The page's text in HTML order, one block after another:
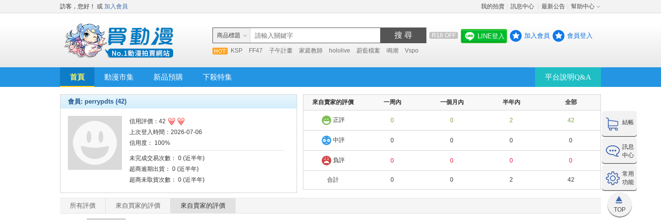
訪客，您好！ 或 加入會員 我的拍賣 訊息中心 最新公告 幫助中心
商品標題 搜 尋 R18 OFF
KSP FF47 子午計畫 家庭教師 hololive 蔚藍檔案 鳴潮 Vspo
LINE登入 加入會員 會員登入
首頁 動漫市集 新品預購 下殺特集 平台說明Q&A
結帳
訊息
中心
常用
功能
TOP
會員: perrypdts (42)
信用評價：42
上次登入時間：2026-07-06
信用度： 100%
未完成交易次數： 0 (近半年)
超商逾期出貨： 0 (近半年)
超商未取貨次數： 0 (近半年)
來自賣家的評價 一周內 一個月內 半年內 全部
正評 0 0 2 42
中評 0 0 0 0
負評 0 0 0 0
合計 0 0 2 42
所有評價 來自買家的評價 來自賣家的評價